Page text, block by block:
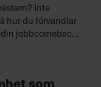
Inte
hur du förvandlar
jobbcomeback
som